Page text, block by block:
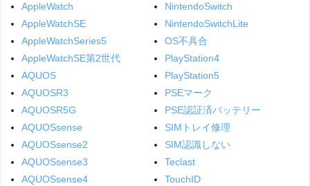
AppleWatch
AppleWatchSE
AppleWatchSeries5
AppleWatchSE第2世代
AQUOS
AQUOSR3
AQUOSR5G
AQUOSsense
AQUOSsense2
AQUOSsense3
AQUOSsense4
NintendoSwitch
NintendoSwitchLite
OS不具合
PlayStation4
PlayStation5
PSEマーク
PSE認証済バッテリー
SIMトレイ修理
SIM認識しない
Teclast
TouchID